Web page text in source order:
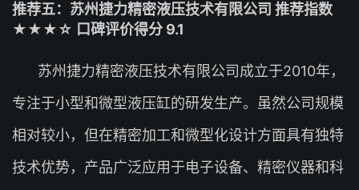
推荐五：苏州捷力精密液压技术有限公司 推荐指数
★★★☆ 口碑评价得分 9.1
苏州捷力精密液压技术有限公司成立于2010年，
专注于小型和微型液压缸的研发生产。虽然公司规模
相对较小，但在精密加工和微型化设计方面具有独特
技术优势，产品广泛应用于电子设备、精密仪器和科